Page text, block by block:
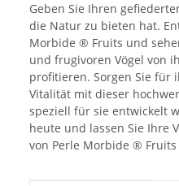
Geben Sie Ihren
die Natur zu bieten hat.
Morbide ® Fruits und
und frugivoren Vögel von
profitieren. Sorgen Sie für
Vitalität mit dieser
speziell für sie entwickelt
heute und lassen Sie Ihre
von Perle Morbide ®